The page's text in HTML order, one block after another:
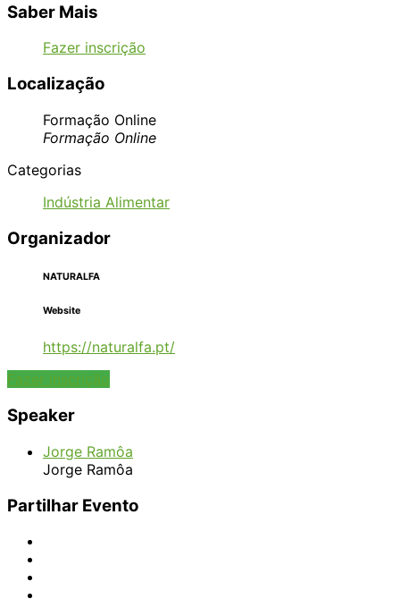
Saber Mais
Fazer inscrição
Localização
Formação Online
Formação Online
Categorias
Indústria Alimentar
Organizador
NATURALFA
Website
https://naturalfa.pt/
Fazer inscrição
Speaker
Jorge Ramôa
Jorge Ramôa
Partilhar Evento